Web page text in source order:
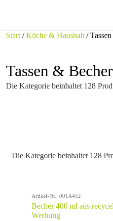
Start /Küche & Haushalt /
Tassen & Becher
Die Kategorie beinhaltet 128
Farbe
Die Kategorie beinhaltet 128
Artikel-Nr.: 001A452
Becher 400 ml aus
Werbung